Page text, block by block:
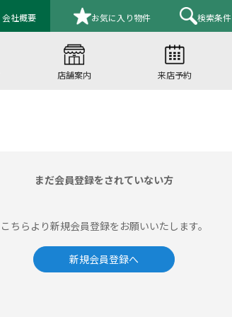
会社概要 お気に入り物件 検索条件
店舗案内 来店予約
まだ会員登録をされていない方
こちらより新規会員登録をお願いいたします。
新規会員登録へ